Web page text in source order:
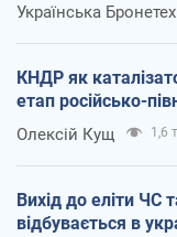
Українська
КНДР як
етап російсько-
Олексій Кущ 1,6 т.
Вихід до еліти ЧС
відбувається в